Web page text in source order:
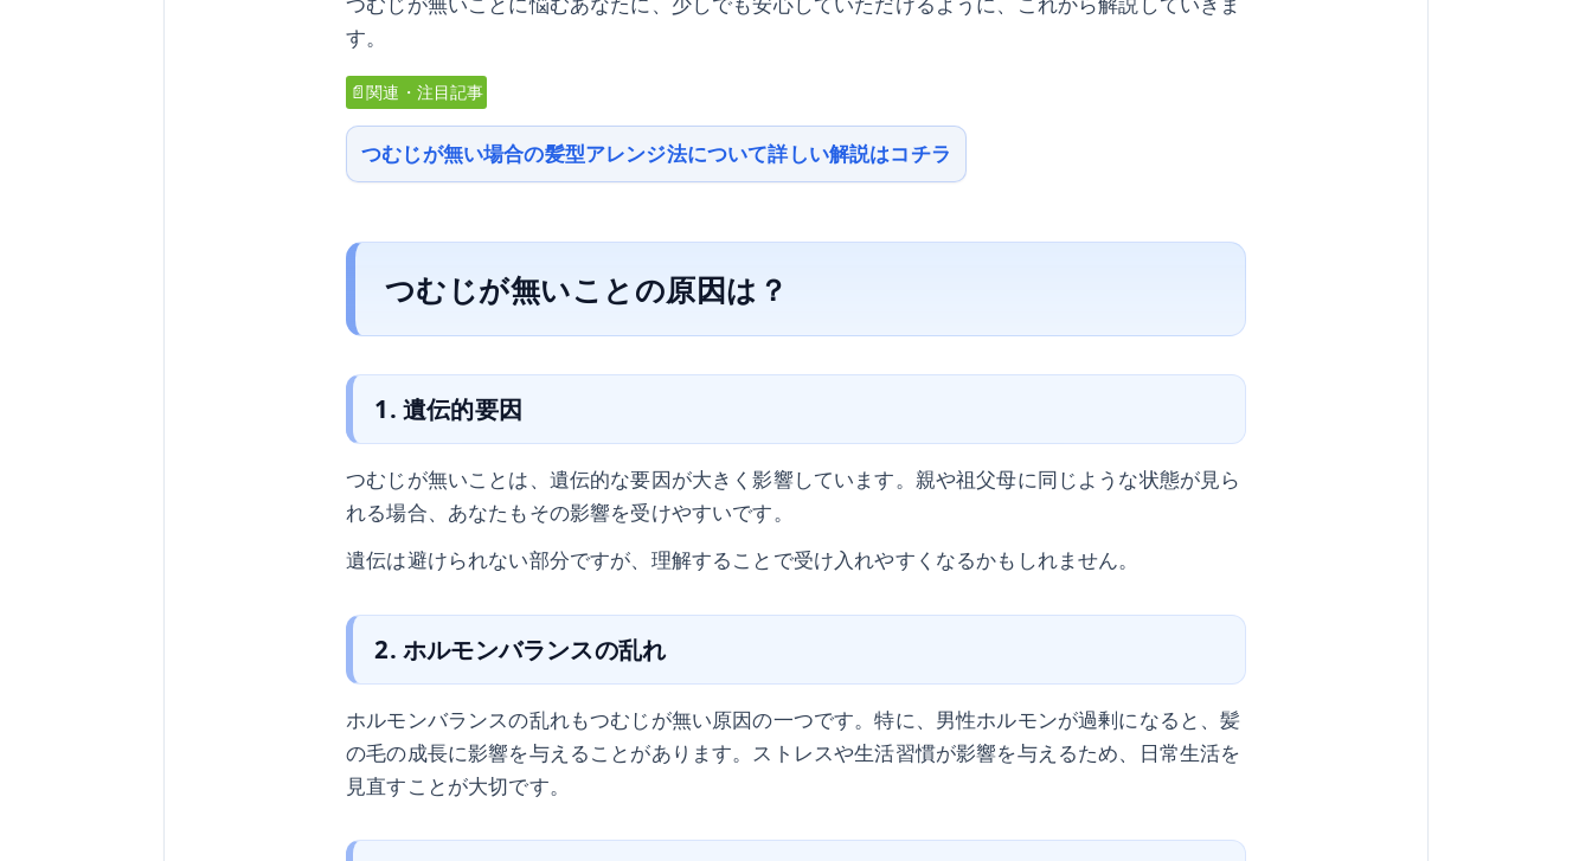
す。
📄関連・注目記事
つむじが無い場合の髪型アレンジ法について詳しい解説はコチラ
つむじが無いことの原因は？
1. 遺伝的要因
つむじが無いことは、遺伝的な要因が大きく影響しています。親や祖父母に同じような状態が見ら
れる場合、あなたもその影響を受けやすいです。
遺伝は避けられない部分ですが、理解することで受け入れやすくなるかもしれません。
2. ホルモンバランスの乱れ
ホルモンバランスの乱れもつむじが無い原因の一つです。特に、男性ホルモンが過剰になると、髪
の毛の成長に影響を与えることがあります。ストレスや生活習慣が影響を与えるため、日常生活を
見直すことが大切です。